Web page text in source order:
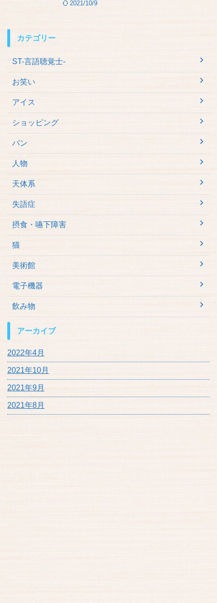
2021/10/9
カテゴリー
ST-言語聴覚士-
お笑い
アイス
ショッピング
パン
人物
天体系
失語症
摂食・嚥下障害
猫
美術館
電子機器
飲み物
アーカイブ
2022年4月
2021年10月
2021年9月
2021年8月